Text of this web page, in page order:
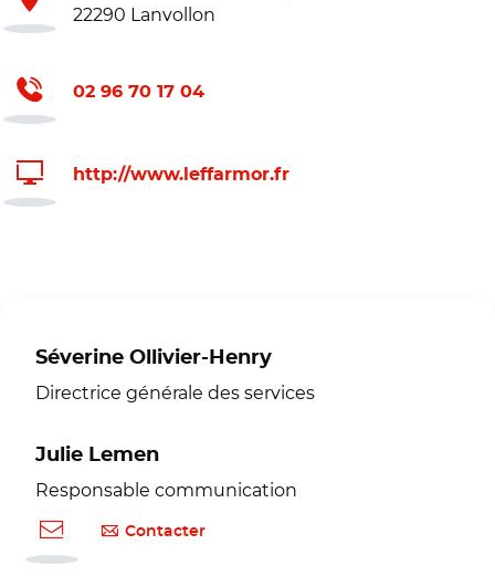
22290 Lanvollon
02 96 70 17 04
http://www.leffarmor.fr
Séverine Ollivier-Henry
Directrice générale des services
Julie Lemen
Responsable communication
Contacter